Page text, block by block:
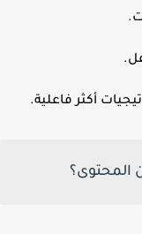
أكثر فاعلية.